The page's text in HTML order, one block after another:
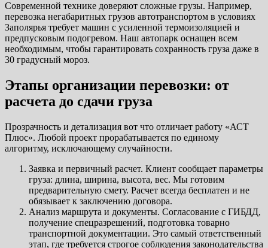
Современной технике доверяют сложные грузы. Например,
перевозка негабаритных грузов автотранспортом в условиях
Заполярья требует машин с усиленной термоизоляцией и
предпусковым подогревом. Наш автопарк оснащен всем
необходимым, чтобы гарантировать сохранность груза даже в
30 градусный мороз.
Этапы организации перевозки: от
расчета до сдачи груза
Прозрачность и детализация вот что отличает работу «АСТ
Плюс». Любой проект прорабатывается по единому
алгоритму, исключающему случайности.
Заявка и первичный расчет. Клиент сообщает параметры
груза: длина, ширина, высота, вес. Мы готовим
предварительную смету. Расчет всегда бесплатен и не
обязывает к заключению договора.
Анализ маршрута и документы. Согласование с ГИБДД,
получение спецразрешений, подготовка товарно
транспортной документации. Это самый ответственный
этап, где требуется строгое соблюдения законодательства